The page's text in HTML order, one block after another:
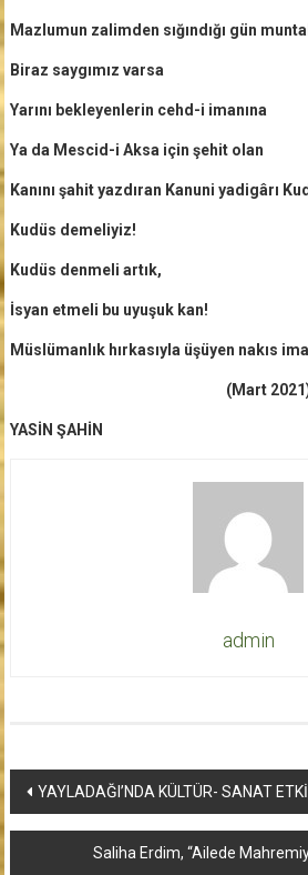
Mazlumun zalimden sığındığı gün
Biraz saygımız varsa
Yarını bekleyenlerin cehd-i imanına
Ya da Mescid-i Aksa için şehit olan
Kanını şahit yazdıran Kanuni yadigârı
Kudüs demeliyiz!
Kudüs denmeli artık,
İsyan etmeli bu uyuşuk kan!
Müslümanlık hırkasıyla üşüyen nakıs
(Mart
YASİN ŞAHİN
admin
Yazı
dolaşımı
YAYLADAĞI’NDA KÜLTÜR- SANAT
Saliha Erdim, “Ailede